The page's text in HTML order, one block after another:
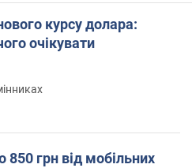
курсу долара:
очікувати
грн від мобільних